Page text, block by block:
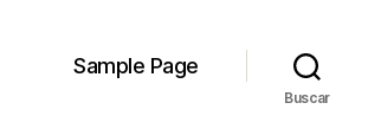
Sample Page
Buscar